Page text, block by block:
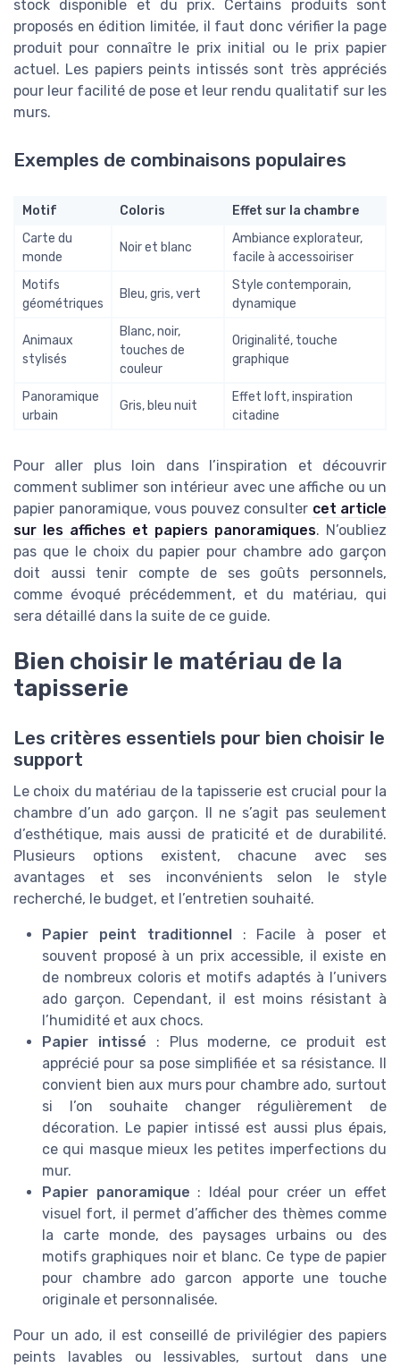
stock disponible et du prix. Certains produits sont
proposés en édition limitée, il faut donc vérifier la page
produit pour connaître le prix initial ou le prix papier
actuel. Les papiers peints intissés sont très appréciés
pour leur facilité de pose et leur rendu qualitatif sur les
murs.
Exemples de combinaisons populaires
Motif Coloris
Effet sur la chambre
Carte du
monde
Noir et blanc
Ambiance explorateur,
facile à accessoiriser
Motifs
géométriques
Bleu, gris, vert
Style contemporain,
dynamique
Animaux
stylisés
Blanc, noir,
touches de
couleur
Originalité, touche
graphique
Panoramique
urbain
Gris, bleu nuit
Effet loft, inspiration
citadine
Pour aller plus loin dans l’inspiration et découvrir
comment sublimer son intérieur avec une affiche ou un
papier panoramique, vous pouvez consulter cet article
sur les affiches et papiers panoramiques. N’oubliez
pas que le choix du papier pour chambre ado garçon
doit aussi tenir compte de ses goûts personnels,
comme évoqué précédemment, et du matériau, qui
sera détaillé dans la suite de ce guide.
Bien choisir le matériau de la
tapisserie
Les critères essentiels pour bien choisir le
support
Le choix du matériau de la tapisserie est crucial pour la
chambre d’un ado garçon. Il ne s’agit pas seulement
d’esthétique, mais aussi de praticité et de durabilité.
Plusieurs options existent, chacune avec ses
avantages et ses inconvénients selon le style
recherché, le budget, et l’entretien souhaité.
Papier peint traditionnel: Facile à poser et
souvent proposé à un prix accessible, il existe en
de nombreux coloris et motifs adaptés à l’univers
ado garçon. Cependant, il est moins résistant à
l’humidité et aux chocs.
Papier intissé : Plus moderne, ce produit est
apprécié pour sa pose simplifiée et sa résistance. Il
convient bien aux murs pour chambre ado, surtout
si l’on souhaite changer régulièrement de
décoration. Le papier intissé est aussi plus épais,
ce qui masque mieux les petites imperfections du
mur.
Papier panoramique : Idéal pour créer un effet
visuel fort, il permet d’afficher des thèmes comme
la carte monde, des paysages urbains ou des
motifs graphiques noir et blanc. Ce type de papier
pour chambre ado garcon apporte une touche
originale et personnalisée.
Pour un ado, il est conseillé de privilégier des papiers
peints lavables ou lessivables, surtout dans une